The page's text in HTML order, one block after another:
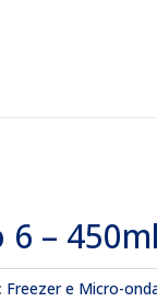
6 – 450ml
Freezer e Micro-